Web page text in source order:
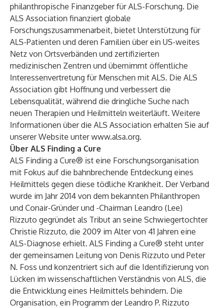
philanthropische Finanzgeber für ALS-Forschung. Die
ALS Association finanziert globale
Forschungszusammenarbeit, bietet Unterstützung für
ALS-Patienten und deren Familien über ein US-weites
Netz von Ortsverbänden und zertifizierten
medizinischen Zentren und übernimmt öffentliche
Interessenvertretung für Menschen mit ALS. Die ALS
Association gibt Hoffnung und verbessert die
Lebensqualität, während die dringliche Suche nach
neuen Therapien und Heilmitteln weiterläuft. Weitere
Informationen über die ALS Association erhalten Sie auf
unserer Website unterwww.alsa.org.
Über ALS Finding a Cure
ALS Finding a Cure® ist eine Forschungsorganisation
mit Fokus auf die bahnbrechende Entdeckung eines
Heilmittels gegen diese tödliche Krankheit. Der Verband
wurde im Jahr 2014 von dem bekannten Philanthropen
und Conair-Gründer und -Chairman Leandro (Lee)
Rizzuto gegründet als Tribut an seine Schwiegertochter
Christie Rizzuto, die 2009 im Alter von 41 Jahren eine
ALS-Diagnose erhielt. ALS Finding a Cure® steht unter
der gemeinsamen Leitung von Denis Rizzuto und Peter
N. Foss und konzentriert sich auf die Identifizierung von
Lücken im wissenschaftlichen Verständnis von ALS, die
die Entwicklung eines Heilmittels behindern. Die
Organisation, ein Programm der Leandro P. Rizzuto